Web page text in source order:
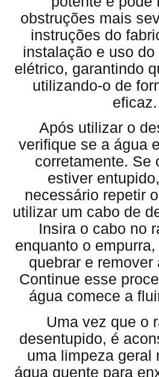
obstruções mais
instruções do
instalação e uso
elétrico, garantindo
utilizando-o de
eficaz.
Após utilizar o
verifique se a água
corretamente. Se
estiver
necessário repetir
utilizar um cabo de
Insira o cabo no
enquanto o
quebrar e remover
Continue esse
água comece a
Uma vez que o
desentupido, é
uma limpeza geral
água quente para